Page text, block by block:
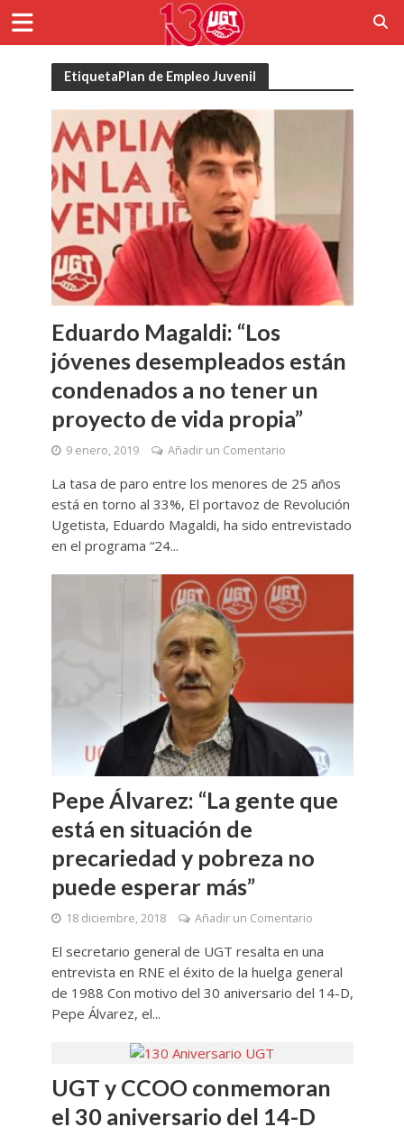
EtiquetaPlan de Empleo Juvenil
Eduardo Magaldi: “Los
jóvenes desempleados están
condenados a no tener un
proyecto de vida propia”
9 enero, 2019 Añadir un Comentario
La tasa de paro entre los menores de 25 años
está en torno al 33%, El portavoz de Revolución
Ugetista, Eduardo Magaldi, ha sido entrevistado
en el programa “24...
Pepe Álvarez: “La gente que
está en situación de
precariedad y pobreza no
puede esperar más”
18 diciembre, 2018 Añadir un Comentario
El secretario general de UGT resalta en una
entrevista en RNE el éxito de la huelga general
de 1988 Con motivo del 30 aniversario del 14-D,
Pepe Álvarez, el...
UGT y CCOO conmemoran
el 30 aniversario del 14-D